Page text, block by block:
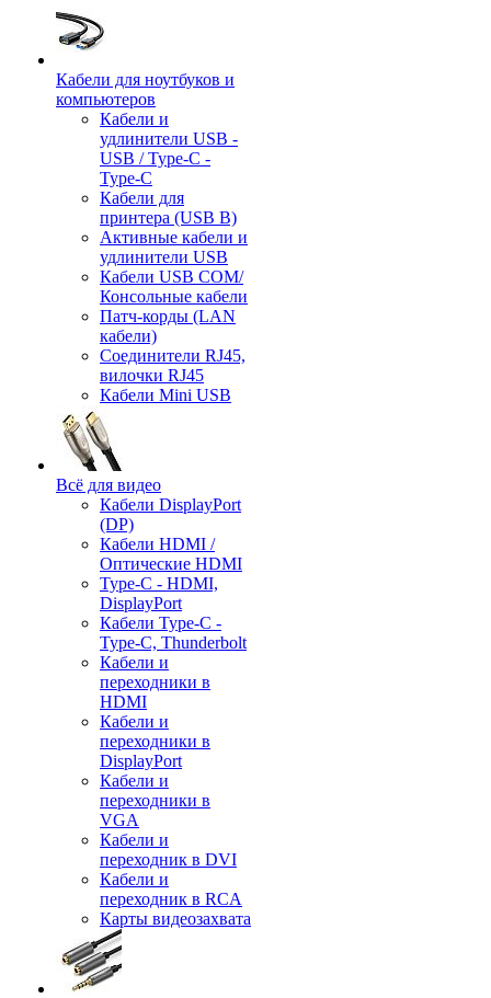
Кабели для ноутбуков и
компьютеров
Кабели и
удлинители USB -
USB / Type-C -
Type-C
Кабели для
принтера (USB B)
Активные кабели и
удлинители USB
Кабели USB COM/
Консольные кабели
Патч-корды (LAN
кабели)
Соединители RJ45,
вилочки RJ45
Кабели Mini USB
Всё для видео
Кабели DisplayPort
(DP)
Кабели HDMI /
Оптические HDMI
Type-C - HDMI,
DisplayPort
Кабели Type-C -
Type-C, Thunderbolt
Кабели и
переходники в
HDMI
Кабели и
переходники в
DisplayPort
Кабели и
переходники в
VGA
Кабели и
переходник в DVI
Кабели и
переходник в RCA
Карты видеозахвата